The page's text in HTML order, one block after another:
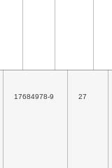
17684978-9 27